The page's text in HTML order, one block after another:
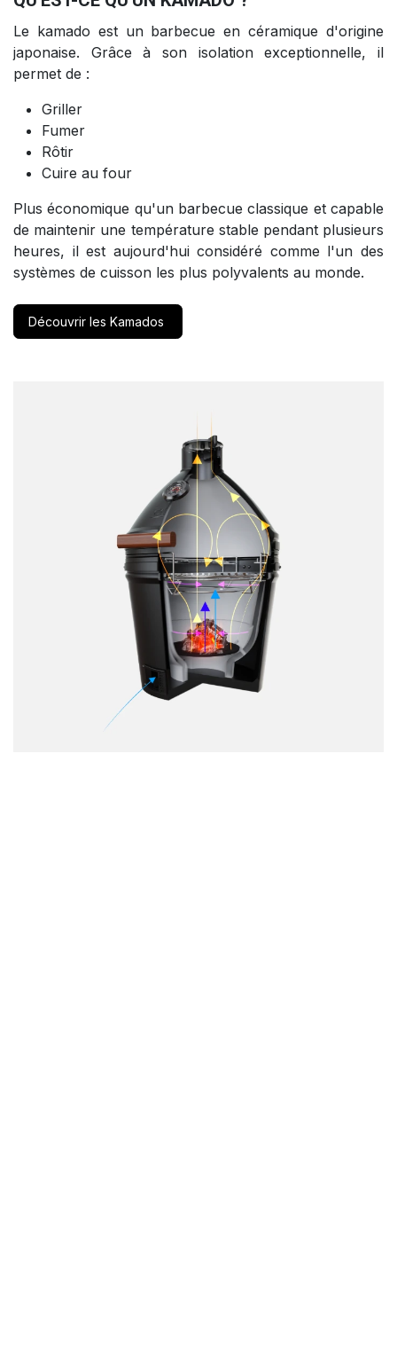
Le kamado est un barbecue en céramique d'origine
japonaise. Grâce à son isolation exceptionnelle, il
permet de :
Griller
Fumer
Rôtir
Cuire au four
Plus économique qu'un barbecue classique et capable
de maintenir une température stable pendant plusieurs
heures, il est aujourd'hui considéré comme l'un des
systèmes de cuisson les plus polyvalents au monde.
Découvrir les Kamados